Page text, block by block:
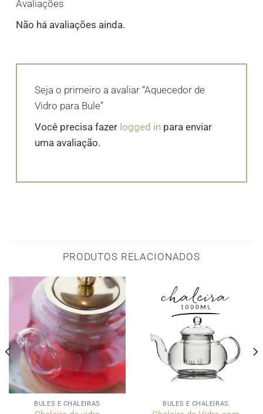
Avaliações
Não há avaliações ainda.
Seja o primeiro a avaliar “Aquecedor de
Vidro para Bule”
Você precisa fazer logged in para enviar
uma avaliação.
PRODUTOS RELACIONADOS
BULES E CHALEIRAS BULES E CHALEIRAS